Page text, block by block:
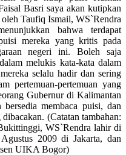
Basri saya akan kutipkan
Taufiq Ismail, WS`Rendra
bahwa terdapat
mereka yang kritis pada
negeri ini. Boleh saja
melukis kata-kata dalam
selalu hadir dan sering
pertemuan-pertemuan yang
Gubernur di Kalimantan
membaca puisi, dan
(Catatan tambahan:
WS`Rendra lahir di
2009 di Jakarta, dan
UIKA Bogor)